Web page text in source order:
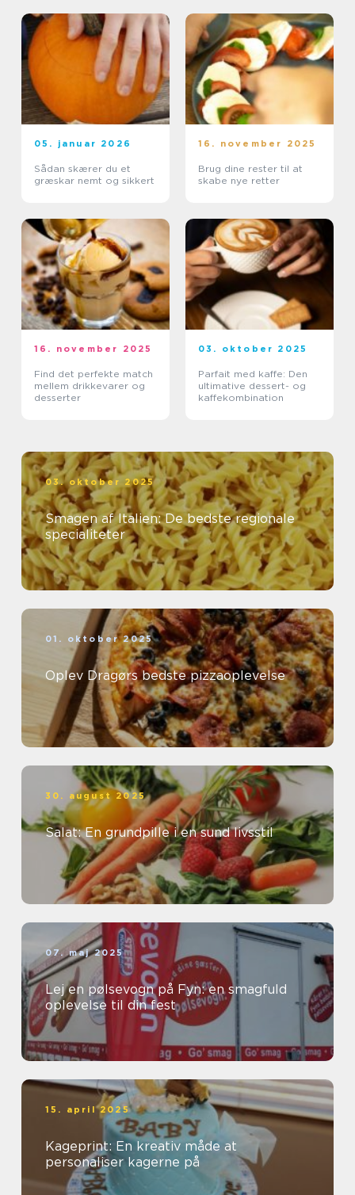
05. januar 2026
Sådan skærer du et
græskar nemt og sikkert
16. november 2025
Brug dine rester til at
skabe nye retter
16. november 2025
Find det perfekte match
mellem drikkevarer og
desserter
03. oktober 2025
Parfait med kaffe: Den
ultimative dessert- og
kaffekombination
03. oktober 2025
Smagen af Italien: De bedste regionale
specialiteter
01. oktober 2025
Oplev Dragørs bedste pizzaoplevelse
30. august 2025
Salat: En grundpille i en sund livsstil
07. maj 2025
Lej en pølsevogn på Fyn: en smagfuld
oplevelse til din fest
15. april 2025
Kageprint: En kreativ måde at
personaliser kagerne på